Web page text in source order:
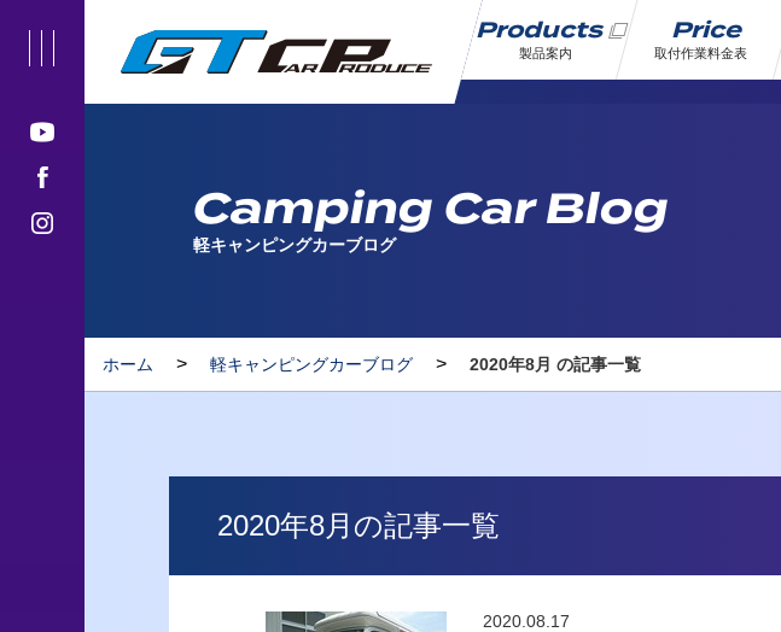
Products
製品案内
Price
取付作業料金表
Camping Car Blog
軽キャンピングカーブログ
ホーム > 軽キャンピングカーブログ > 2020年8月 の記事一覧
2020年8月の記事一覧
2020.08.17